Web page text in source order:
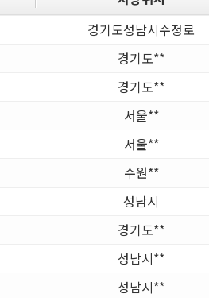
경기도성남시수정로
경기도**
경기도**
서울**
서울**
수원**
성남시
경기도**
성남시**
성남시**